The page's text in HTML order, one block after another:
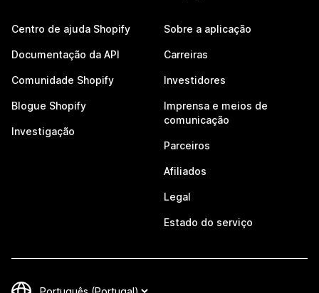
Centro de ajuda Shopify
Documentação da API
Comunidade Shopify
Blogue Shopify
Investigação
Sobre a aplicação
Carreiras
Investidores
Imprensa e meios de
comunicação
Parceiros
Afiliados
Legal
Estado do serviço